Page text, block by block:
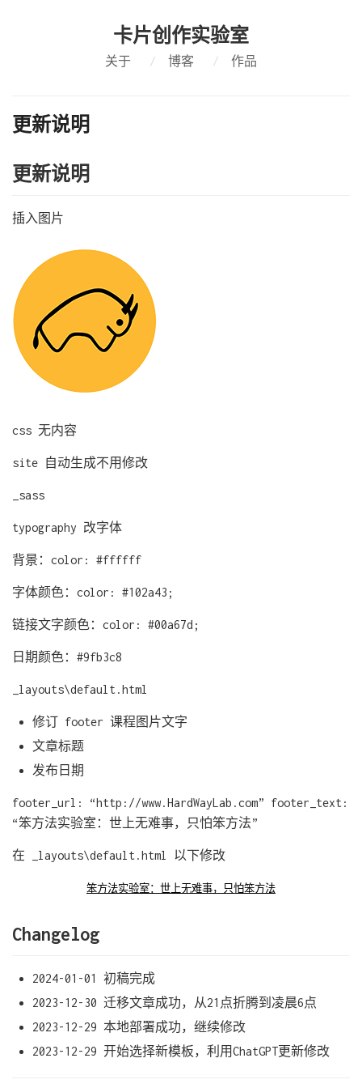
卡片创作实验室
关于 / 博客 / 作品
更新说明
更新说明
插入图片
css 无内容
site 自动生成不用修改
_sass
typography 改字体
背景：color: #ffffff
字体颜色：color: #102a43;
链接文字颜色：color: #00a67d;
日期颜色：#9fb3c8
_layouts\default.html
修订 footer 课程图片文字
文章标题
发布日期
footer_url: “http://www.HardWayLab.com” footer_text:
“笨方法实验室：世上无难事，只怕笨方法”
在 _layouts\default.html 以下修改
笨方法实验室：世上无难事，只怕笨方法
Changelog
2024-01-01 初稿完成
2023-12-30 迁移文章成功，从21点折腾到凌晨6点
2023-12-29 本地部署成功，继续修改
2023-12-29 开始选择新模板，利用ChatGPT更新修改